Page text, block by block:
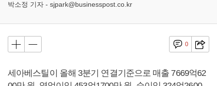
박소정 기자 - sjpark@businesspost.co.kr
0
세아베스틸이 올해 3분기 연결기준으로 매출 7669억62